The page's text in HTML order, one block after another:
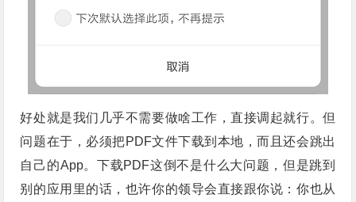
好处就是我们几乎不需要做啥工作，直接调起就行。但
问题在于，必须把PDF文件下载到本地，而且还会跳出
自己的App。下载PDF这倒不是什么大问题，但是跳到
别的应用里的话，也许你的领导会直接跟你说：你也从